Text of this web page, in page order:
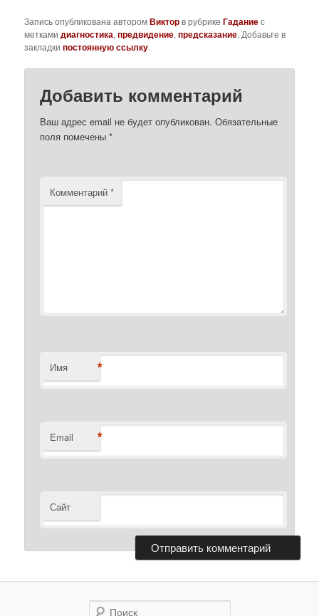
Запись опубликована авторомВикторв рубрикеГаданиес
меткамидиагностика,предвидение,предсказание. Добавьте в
закладкипостоянную ссылку.
Добавить комментарий
Ваш адрес email не будет опубликован. Обязательные
поля помечены*
Комментарий*
Имя *
Email *
Сайт
Поиск